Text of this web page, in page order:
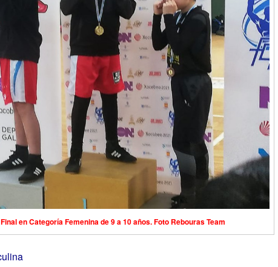
en Categoría Femenina de 9 a 10 años. Foto Rebouras Team